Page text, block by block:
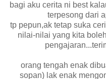
bagi aku cerita ni best
terpesong dari
tp pepun,ak tetap suka
nilai-nilai yang kita
orang tengah enak
sopan) lak enak